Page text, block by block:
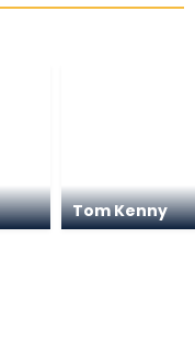
Tom Kenny